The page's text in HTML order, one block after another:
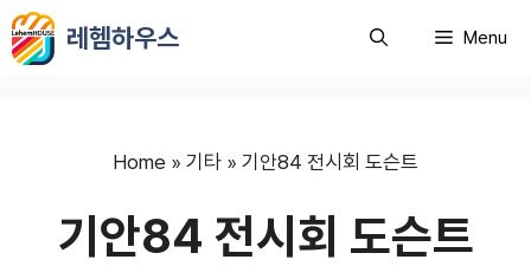
컨
텐
레헴하우스 Menu
Home » 기타 » 기안84 전시회 도슨트
기안84 전시회 도슨트